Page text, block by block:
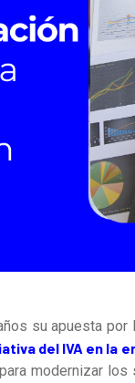
su apuesta
del IVA en la
modernizar